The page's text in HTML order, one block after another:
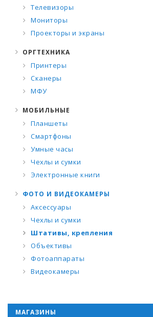
Телевизоры
Мониторы
Проекторы и экраны
ОРГТЕХНИКА
Принтеры
Сканеры
МФУ
МОБИЛЬНЫЕ
Планшеты
Смартфоны
Умные часы
Чехлы и сумки
Электронные книги
ФОТО И ВИДЕОКАМЕРЫ
Аксессуары
Чехлы и сумки
Штативы, крепления
Объективы
Фотоаппараты
Видеокамеры
МАГАЗИНЫ